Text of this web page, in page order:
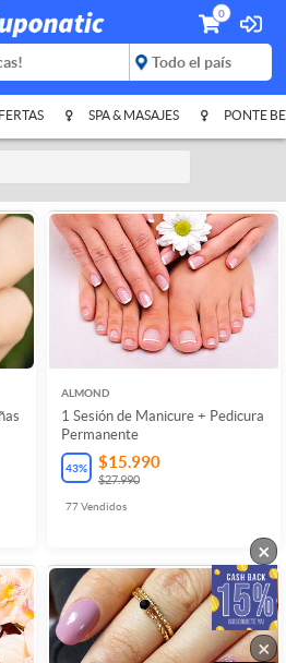
0
SPA & MASAJES PONTE
ALMOND
1 Sesión de Manicure + Pedicura
Permanente
43% $15.990
$27.990
77Vendidos
×
×